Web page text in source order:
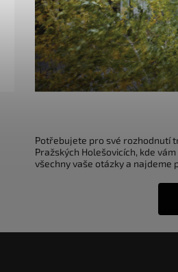
Potřebujete pro své rozhodnutí
Pražských Holešovicích, kde
všechny vaše otázky a najdeme